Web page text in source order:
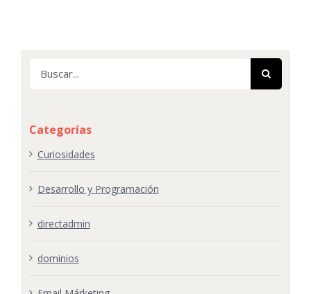
Categorías
Curiosidades
Desarrollo y Programación
directadmin
dominios